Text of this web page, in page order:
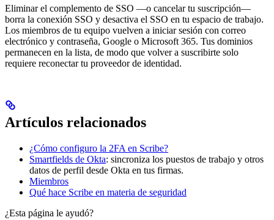
Eliminar el complemento de SSO —o cancelar tu suscripción—
borra la conexión SSO y desactiva el SSO en tu espacio de trabajo.
Los miembros de tu equipo vuelven a iniciar sesión con correo
electrónico y contraseña, Google o Microsoft 365. Tus dominios
permanecen en la lista, de modo que volver a suscribirte solo
requiere reconectar tu proveedor de identidad.
Artículos relacionados
¿Cómo configuro la 2FA en Scribe?
Smartfields de Okta: sincroniza los puestos de trabajo y otros
datos de perfil desde Okta en tus firmas.
Miembros
Qué hace Scribe en materia de seguridad
¿Esta página le ayudó?